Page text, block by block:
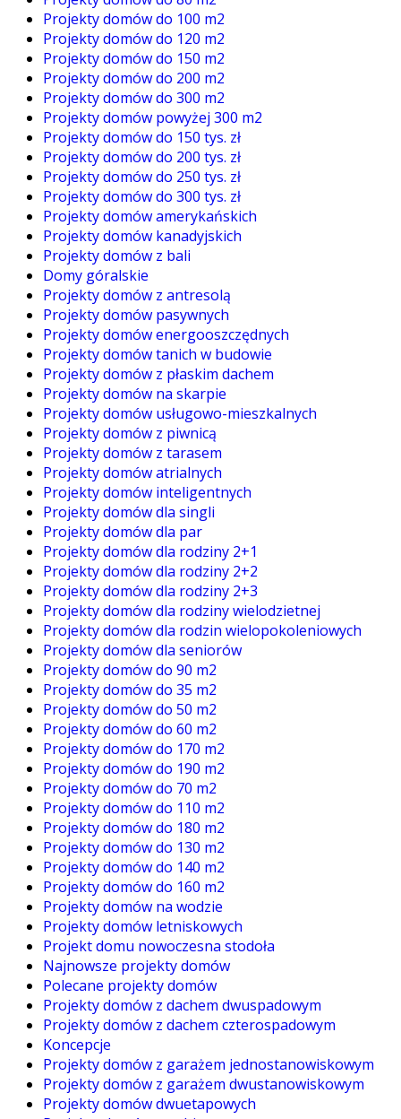
Projekty domów do 100 m2
Projekty domów do 120 m2
Projekty domów do 150 m2
Projekty domów do 200 m2
Projekty domów do 300 m2
Projekty domów powyżej 300 m2
Projekty domów do 150 tys. zł
Projekty domów do 200 tys. zł
Projekty domów do 250 tys. zł
Projekty domów do 300 tys. zł
Projekty domów amerykańskich
Projekty domów kanadyjskich
Projekty domów z bali
Domy góralskie
Projekty domów z antresolą
Projekty domów pasywnych
Projekty domów energooszczędnych
Projekty domów tanich w budowie
Projekty domów z płaskim dachem
Projekty domów na skarpie
Projekty domów usługowo-mieszkalnych
Projekty domów z piwnicą
Projekty domów z tarasem
Projekty domów atrialnych
Projekty domów inteligentnych
Projekty domów dla singli
Projekty domów dla par
Projekty domów dla rodziny 2+1
Projekty domów dla rodziny 2+2
Projekty domów dla rodziny 2+3
Projekty domów dla rodziny wielodzietnej
Projekty domów dla rodzin wielopokoleniowych
Projekty domów dla seniorów
Projekty domów do 90 m2
Projekty domów do 35 m2
Projekty domów do 50 m2
Projekty domów do 60 m2
Projekty domów do 170 m2
Projekty domów do 190 m2
Projekty domów do 70 m2
Projekty domów do 110 m2
Projekty domów do 180 m2
Projekty domów do 130 m2
Projekty domów do 140 m2
Projekty domów do 160 m2
Projekty domów na wodzie
Projekty domów letniskowych
Projekt domu nowoczesna stodoła
Najnowsze projekty domów
Polecane projekty domów
Projekty domów z dachem dwuspadowym
Projekty domów z dachem czterospadowym
Koncepcje
Projekty domów z garażem jednostanowiskowym
Projekty domów z garażem dwustanowiskowym
Projekty domów dwuetapowych